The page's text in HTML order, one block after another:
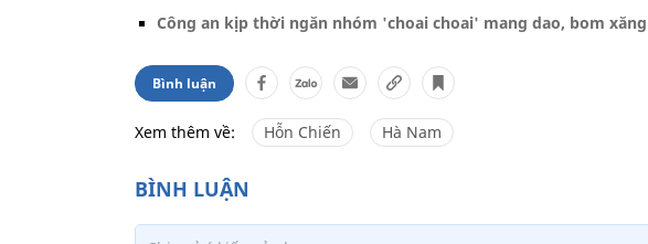
Công an kịp thời ngăn nhóm 'choai choai' mang dao, bom
Bình luận
Xem thêm về: Hỗn Chiến Hà Nam